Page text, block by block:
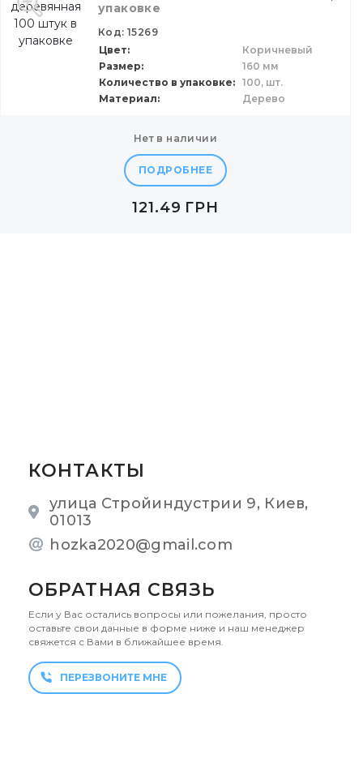
упаковке
Код: 15269
Цвет
Коричневый
Размер
160 мм
Количество в упаковке
100, шт.
Материал
Дерево
нет в наличии
ПОДРОБНЕЕ
121.49 ГРН
КОНТАКТЫ
улица Стройиндустрии 9, Киев,
01013
hozka2020@gmail.com
ОБРАТНАЯ СВЯЗЬ
Если у Вас остались вопросы или пожелания, просто
оставьте свои данные в форме ниже и наш менеджер
свяжется с Вами в ближайшее время.
ПЕРЕЗВОНИТЕ МНЕ